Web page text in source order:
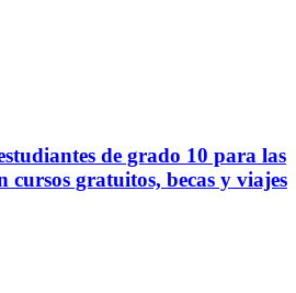
de grado 10 para las
cursos gratuitos, becas y viajes